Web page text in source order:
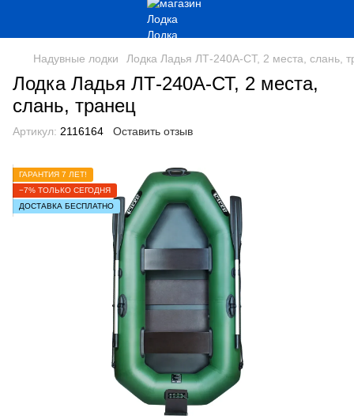
Надувные лодки Лодка Ладья ЛТ-240А-СТ, 2 места, слань,
Лодка Ладья ЛТ-240А-СТ, 2 места,
слань, транец
Артикул: 2116164 Оставить отзыв
ГАРАНТИЯ 7 ЛЕТ!
−7% ТОЛЬКО СЕГОДНЯ
ДОСТАВКА БЕСПЛАТНО